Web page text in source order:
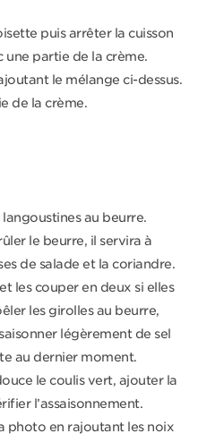
puis arrêter la cuisson
partie de la crème.
le mélange ci-dessus.
de la crème.
au beurre.
le beurre, il servira à
de salade et la coriandre.
les couper en deux si elles
les girolles au beurre,
légèrement de sel
au dernier moment.
le coulis vert, ajouter la
l’assaisonnement.
photo en rajoutant les noix